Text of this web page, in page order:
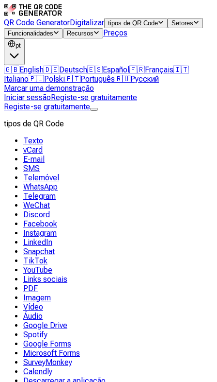
QR Code GeneratorDigitalizar tipos de QR Code
Setores
Funcionalidades
Recursos Preços
pt
🇬🇧English🇩🇪Deutsch🇪🇸Español 🇫🇷Français🇮🇹
Italiano🇵🇱Polski🇵🇹Português🇷🇺Русский
Marcar uma demonstração
Iniciar sessãoRegiste-se gratuitamente
Registe-se gratuitamente
tipos de QR Code
Texto
vCard
E-mail
SMS
Telemóvel
WhatsApp
Telegram
WeChat
Discord
Facebook
Instagram
LinkedIn
Snapchat
TikTok
YouTube
Links sociais
PDF
Imagem
Vídeo
Áudio
Google Drive
Spotify
Google Forms
Microsoft Forms
SurveyMonkey
Calendly